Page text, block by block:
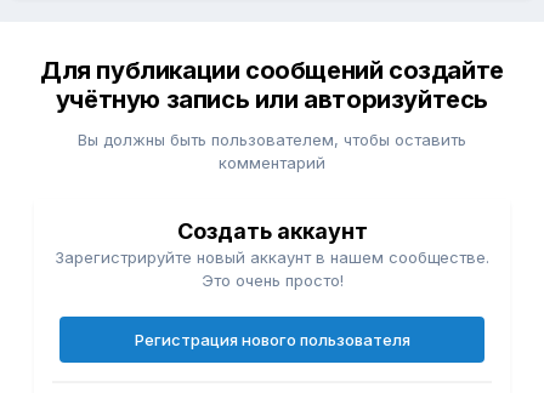
Для публикации сообщений создайте
учётную запись или авторизуйтесь
Вы должны быть пользователем, чтобы оставить
комментарий
Создать аккаунт
Зарегистрируйте новый аккаунт в нашем сообществе.
Это очень просто!
Регистрация нового пользователя